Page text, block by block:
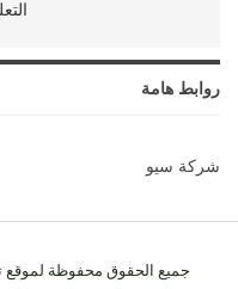
روابط هامة
شركة سيو
جميع الحقوق محفوظة لموقع